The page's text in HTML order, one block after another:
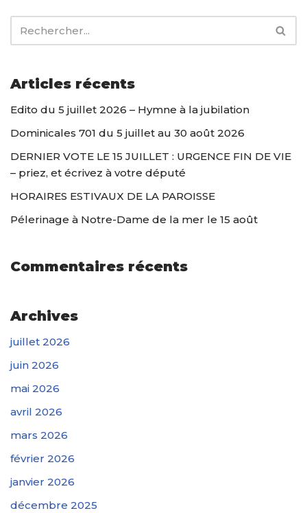
Articles récents
Edito du 5 juillet 2026 – Hymne à la jubilation
Dominicales 701 du 5 juillet au 30 août 2026
DERNIER VOTE LE 15 JUILLET : URGENCE FIN DE VIE
– priez, et écrivez à votre député
HORAIRES ESTIVAUX DE LA PAROISSE
Pélerinage à Notre-Dame de la mer le 15 août
Commentaires récents
Archives
juillet 2026
juin 2026
mai 2026
avril 2026
mars 2026
février 2026
janvier 2026
décembre 2025